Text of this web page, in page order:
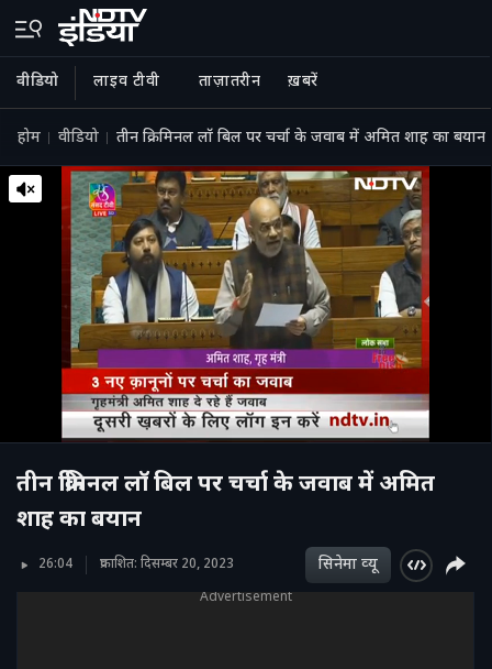
वीडियो लाइव टीवी ताज़ातरीन ख़बरें
होम वीडियो तीन क्रिमिनल लॉ बिल पर चर्चा के जवाब में अमित शाह का बयान
तीन क्रिमिनल लॉ बिल पर चर्चा के जवाब में अमित
शाह का बयान
26:04 प्रकाशित: दिसम्बर 20, 2023 सिनेमा व्‍यू
Advertisement